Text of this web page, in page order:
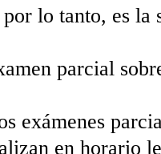
lo tanto, es la
parcial
exámenes
en horario